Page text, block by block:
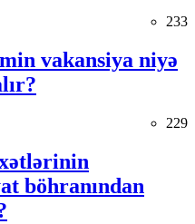
233
vakansiya niyə
229
böhranından